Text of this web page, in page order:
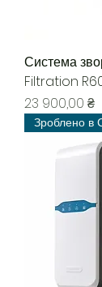
Система
Filtration
Цена
23 900,00 ₴
Зроблено